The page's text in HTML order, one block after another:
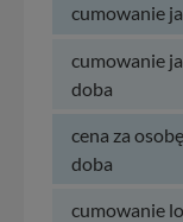
cumowanie
cumowanie
doba
cena za osobę
doba
cumowanie